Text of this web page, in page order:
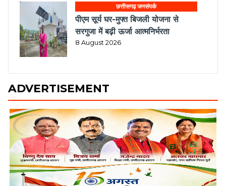
सरगुजा में बढ़ी ऊर्जा आत्मनिर्भरता
8 August 2026
❮ ❯